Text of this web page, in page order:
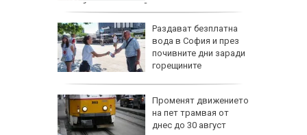
по-добре от другите?
Раздават безплатна
вода в София и през
почивните дни заради
горещините
Променят движението
на пет трамвая от
днес до 30 август